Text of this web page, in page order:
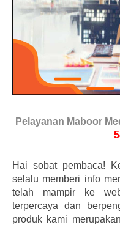
Pelayanan Maboor
Hai sobat pembaca!
selalu memberi info
telah mampir ke
terpercaya dan
produk kami